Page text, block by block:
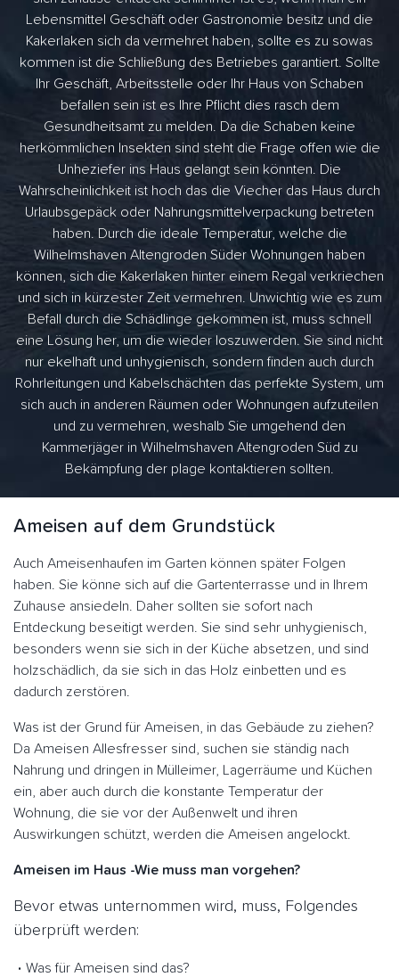
Lebensmittel Geschäft oder Gastronomie besitz und die
Kakerlaken sich da vermehret haben, sollte es zu sowas
kommen ist die Schließung des Betriebes garantiert. Sollte
Ihr Geschäft, Arbeitsstelle oder Ihr Haus von Schaben
befallen sein ist es Ihre Pflicht dies rasch dem
Gesundheitsamt zu melden. Da die Schaben keine
herkömmlichen Insekten sind steht die Frage offen wie die
Unheziefer ins Haus gelangt sein könnten. Die
Wahrscheinlichkeit ist hoch das die Viecher das Haus durch
Urlaubsgepäck oder Nahrungsmittelverpackung betreten
haben. Durch die ideale Temperatur, welche die
Wilhelmshaven Altengroden Süder Wohnungen haben
können, sich die Kakerlaken hinter einem Regal verkriechen
und sich in kürzester Zeit vermehren. Unwichtig wie es zum
Befall durch die Schädlinge gekommen ist, muss schnell
eine Lösung her, um die wieder loszuwerden. Sie sind nicht
nur ekelhaft und unhygienisch, sondern finden auch durch
Rohrleitungen und Kabelschächten das perfekte System, um
sich auch in anderen Räumen oder Wohnungen aufzuteilen
und zu vermehren, weshalb Sie umgehend den
Kammerjäger in Wilhelmshaven Altengroden Süd zu
Bekämpfung der plage kontaktieren sollten.
Ameisen auf dem Grundstück
Auch Ameisenhaufen im Garten können später Folgen
haben. Sie könne sich auf die Gartenterrasse und in Ihrem
Zuhause ansiedeln. Daher sollten sie sofort nach
Entdeckung beseitigt werden. Sie sind sehr unhygienisch,
besonders wenn sie sich in der Küche absetzen, und sind
holzschädlich, da sie sich in das Holz einbetten und es
dadurch zerstören.
Was ist der Grund für Ameisen, in das Gebäude zu ziehen?
Da Ameisen Allesfresser sind, suchen sie ständig nach
Nahrung und dringen in Mülleimer, Lagerräume und Küchen
ein, aber auch durch die konstante Temperatur der
Wohnung, die sie vor der Außenwelt und ihren
Auswirkungen schützt, werden die Ameisen angelockt.
Ameisen im Haus -Wie muss man vorgehen?
Bevor etwas unternommen wird, muss, Folgendes
überprüft werden:
Was für Ameisen sind das?